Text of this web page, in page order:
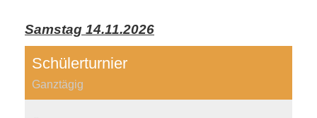
Samstag 14.11.2026
Schülerturnier
Ganztägig